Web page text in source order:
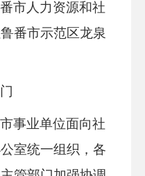
市人力资源和社
番市示范区龙泉
事业单位面向社
室统一组织，各